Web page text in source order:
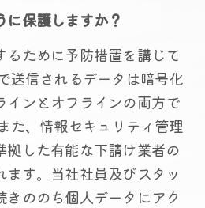
に保護しますか？
るために予防措置を講じて
送信されるデータは暗号化
インとオフラインの両方で
た、情報セキュリティ管理
拠した有能な下請け業者の
す。当社社員及びスタッ
きののち個人データにアク